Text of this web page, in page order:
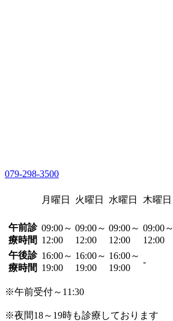
079-298-3500
月曜日 火曜日 水曜日 木曜日
午前診
療時間
09:00～
12:00
09:00～
12:00
09:00～
12:00
09:00～
12:00
午後診
療時間
16:00～
19:00
16:00～
19:00
16:00～
19:00
-
※午前受付～11:30
※夜間18～19時も診療しております